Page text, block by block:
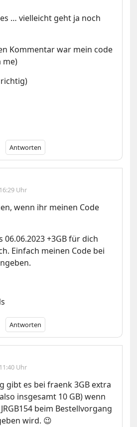
… vielleicht geht ja noch
Kommentar war mein code
me)
richtig)
Antworten
Uhr
wenn ihr meinen Code
06.06.2023 +3GB für dich
Einfach meinen Code bei
Antworten
Uhr
gibt es bei fraenk 3GB extra
insgesamt 10 GB) wenn
beim Bestellvorgang
wird. 😉